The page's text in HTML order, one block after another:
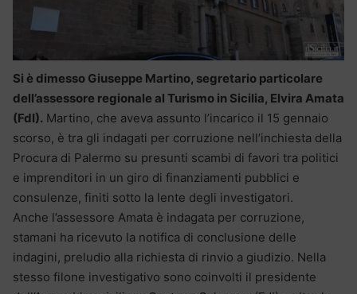
Si è dimesso Giuseppe Martino, segretario particolare
dell’assessore regionale al Turismo in Sicilia, Elvira Amata
(FdI). Martino, che aveva assunto l’incarico il 15 gennaio
scorso, è tra gli indagati per corruzione nell’inchiesta della
Procura di Palermo su presunti scambi di favori tra politici
e imprenditori in un giro di finanziamenti pubblici e
consulenze, finiti sotto la lente degli investigatori.
Anche l’assessore Amata è indagata per corruzione,
stamani ha ricevuto la notifica di conclusione delle
indagini, preludio alla richiesta di rinvio a giudizio. Nella
stesso filone investigativo sono coinvolti il presidente